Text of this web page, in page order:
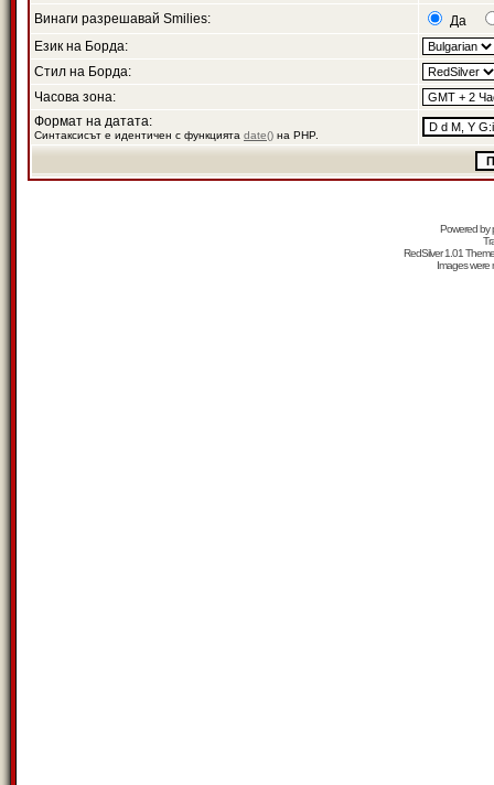
Винаги разрешавай Smilies:
Да
Език на Борда:
Стил на Борда:
Часова зона:
Формат на датата:
Синтаксисът е идентичен с функцията date() на PHP.
Powered by
RedSilver 1.01
Images were